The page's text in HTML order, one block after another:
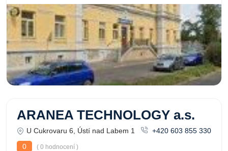
ARANEA TECHNOLOGY a.s.
U Cukrovaru 6, Ústí nad Labem 1
+420 603 855 330
0
( 0 hodnocení )